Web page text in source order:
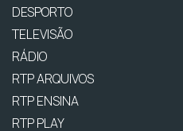
DESPORTO
TELEVISÃO
RÁDIO
RTP ARQUIVOS
RTP ENSINA
RTP PLAY